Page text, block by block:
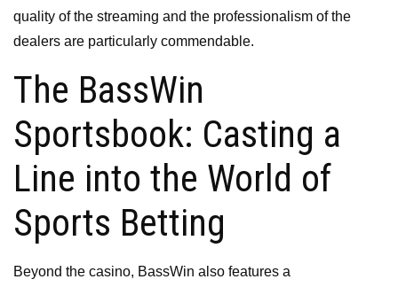
quality of the streaming and the professionalism of the
dealers are particularly commendable.
The BassWin
Sportsbook: Casting a
Line into the World of
Sports Betting
Beyond the casino, BassWin also features a